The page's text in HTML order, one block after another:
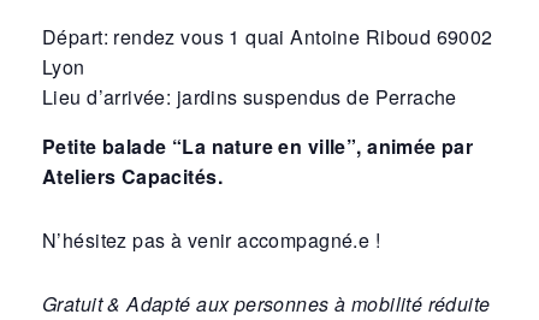
Départ: rendez vous 1 quai Antoine Riboud 69002
Lyon
Lieu d’arrivée: jardins suspendus de Perrache
Petite balade “La nature en ville”, animée par
Ateliers Capacités.
N’hésitez pas à venir accompagné.e !
Gratuit & Adapté aux personnes à mobilité réduite